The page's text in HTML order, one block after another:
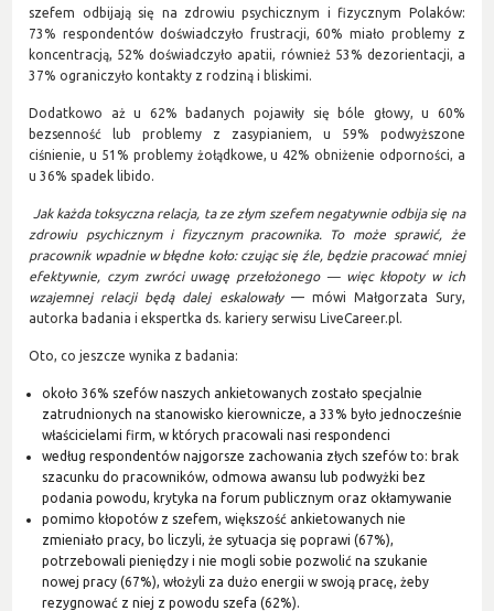
szefem odbijają się na zdrowiu psychicznym i fizycznym Polaków:
73% respondentów doświadczyło frustracji, 60% miało problemy z
koncentracją, 52% doświadczyło apatii, również 53% dezorientacji, a
37% ograniczyło kontakty z rodziną i bliskimi.
Dodatkowo aż u 62% badanych pojawiły się bóle głowy, u 60%
bezsenność lub problemy z zasypianiem, u 59% podwyższone
ciśnienie, u 51% problemy żołądkowe, u 42% obniżenie odporności, a
u 36% spadek libido.
Jak każda toksyczna relacja, ta ze złym szefem negatywnie odbija się na
zdrowiu psychicznym i fizycznym pracownika. To może sprawić, że
pracownik wpadnie w błędne koło: czując się źle, będzie pracować mniej
efektywnie, czym zwróci uwagę przełożonego — więc kłopoty w ich
wzajemnej relacji będą dalej eskalowały— mówi Małgorzata Sury,
autorka badania i ekspertka ds. kariery serwisu LiveCareer.pl.
Oto, co jeszcze wynika z badania:
około 36% szefów naszych ankietowanych zostało specjalnie
zatrudnionych na stanowisko kierownicze, a 33% było jednocześnie
właścicielami firm, w których pracowali nasi respondenci
według respondentów najgorsze zachowania złych szefów to: brak
szacunku do pracowników, odmowa awansu lub podwyżki bez
podania powodu, krytyka na forum publicznym oraz okłamywanie
pomimo kłopotów z szefem, większość ankietowanych nie
zmieniało pracy, bo liczyli, że sytuacja się poprawi (67%),
potrzebowali pieniędzy i nie mogli sobie pozwolić na szukanie
nowej pracy (67%), włożyli za dużo energii w swoją pracę, żeby
rezygnować z niej z powodu szefa (62%).